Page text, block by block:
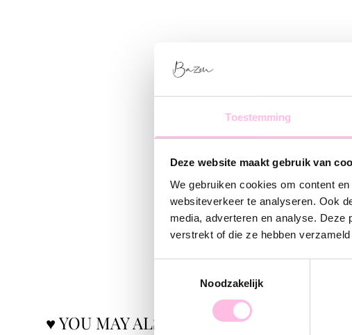
Toestemming
Deze website maakt gebruik van
We gebruiken cookies om content
websiteverkeer te analyseren. Ook
media, adverteren en analyse. Deze
verstrekt of die ze hebben
Noodzakelijk
♥ YOU MAY ALSO LOVE...